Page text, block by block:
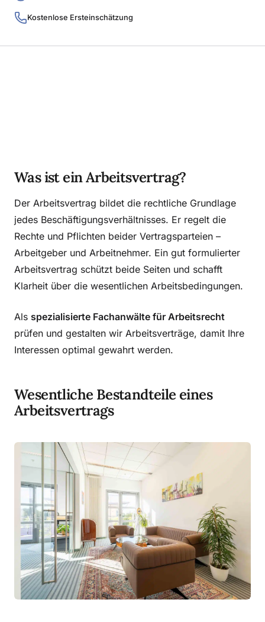
Kostenlose Ersteinschätzung
Was ist ein Arbeitsvertrag?
Der Arbeitsvertrag bildet die rechtliche Grundlage
jedes Beschäftigungsverhältnisses. Er regelt die
Rechte und Pflichten beider Vertragsparteien –
Arbeitgeber und Arbeitnehmer. Ein gut formulierter
Arbeitsvertrag schützt beide Seiten und schafft
Klarheit über die wesentlichen Arbeitsbedingungen.
Als spezialisierte Fachanwälte für Arbeitsrecht
prüfen und gestalten wir Arbeitsverträge, damit Ihre
Interessen optimal gewahrt werden.
Wesentliche Bestandteile eines
Arbeitsvertrags